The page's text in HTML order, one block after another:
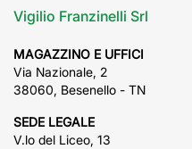
Vigilio Franzinelli Srl
MAGAZZINO E UFFICI
Via Nazionale, 2
38060, Besenello - TN
SEDE LEGALE
V.lo del Liceo, 13